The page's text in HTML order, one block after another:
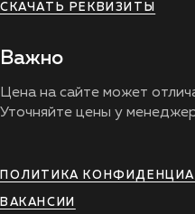
СКАЧАТЬ РЕКВИЗИТЫ
Важно
Цена на сайте может
Уточняйте цены у
ПОЛИТИКА
ВАКАНСИИ